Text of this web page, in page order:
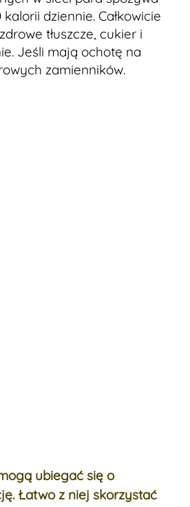
dziennie. Całkowicie
tłuszcze, cukier i
Jeśli mają ochotę na
zamienników.
ubiegać się o
Łatwo z niej skorzystać